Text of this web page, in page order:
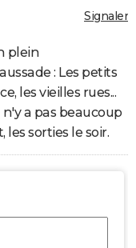
Signaler
plein
: Les petits
les vieilles rues...
n'y a pas beaucoup
sorties le soir.